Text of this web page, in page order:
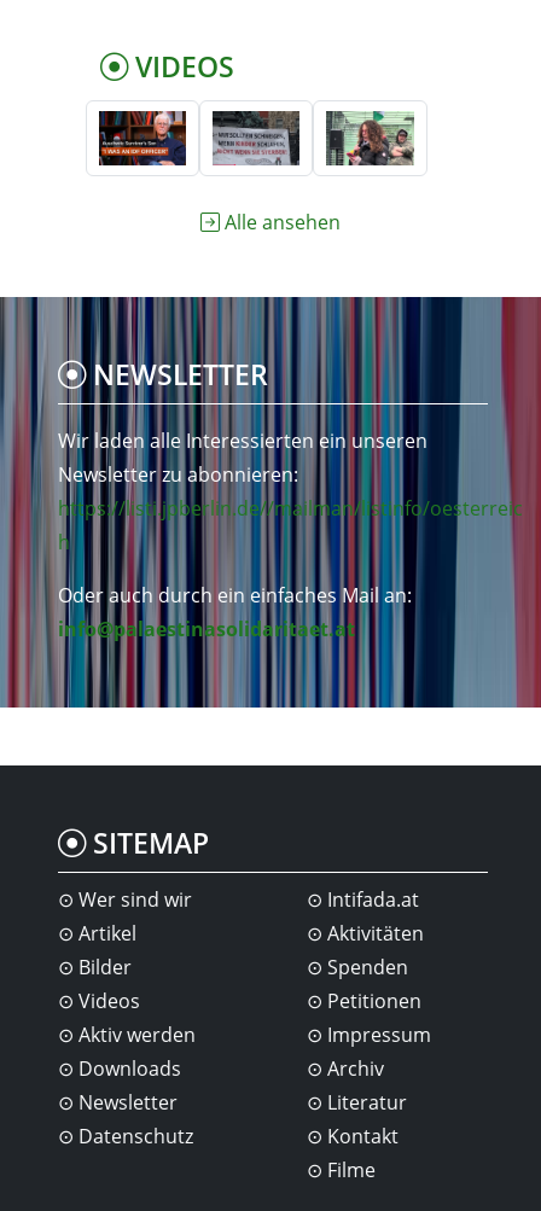
VIDEOS
Alle ansehen
NEWSLETTER
Wir laden alle Interessierten ein unseren
Newsletter zu abonnieren:
https://listi.jpberlin.de//mailman/listinfo/oesterreic
h
Oder auch durch ein einfaches Mail an:
info@palaestinasolidaritaet.at
SITEMAP
Wer sind wir
Artikel
Bilder
Videos
Intifada.at
Aktivitäten
Spenden
Petitionen
Aktiv werden
Downloads
Newsletter
Datenschutz
Impressum
Archiv
Literatur
Kontakt
Filme